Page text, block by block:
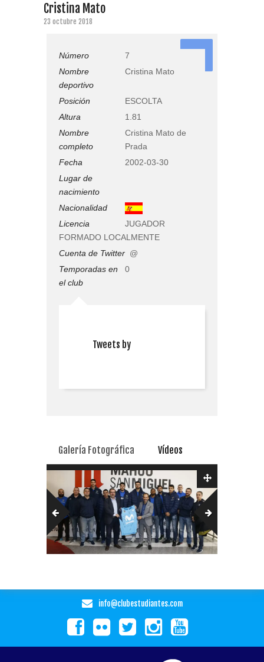
Cristina Mato
23 octubre 2018
Número
7
Nombre
deportivo
Cristina Mato
Posición
ESCOLTA
Altura
1.81
Nombre
completo
Cristina Mato de
Prada
Fecha
2002-03-30
Lugar de
nacimiento
Nacionalidad
Licencia
JUGADOR
FORMADO LOCALMENTE
Cuenta de Twitter @
Temporadas en
el club
0
Tweets by
Galería Fotográfica Vídeos
info@clubestudiantes.com